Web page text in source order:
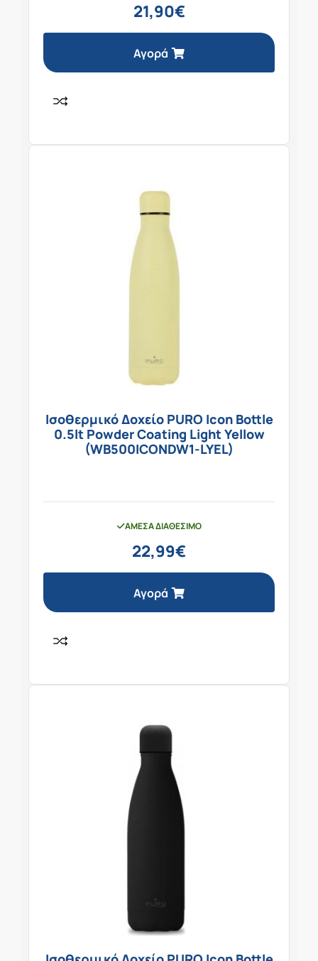
21,90€
Αγορά
Ισοθερμικό Δοχείο PURO Icon Bottle
0.5lt Powder Coating Light Yellow
(WB500ICONDW1-LYEL)
ΆΜΕΣΑ ΔΙΑΘΈΣΙΜΟ
22,99€
Αγορά